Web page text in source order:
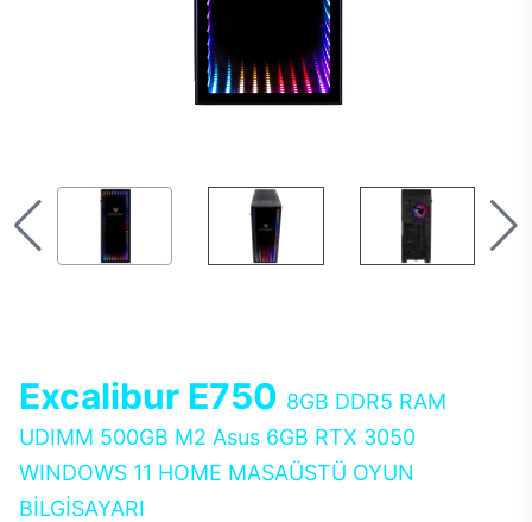
Excalibur E750 8GB DDR5 RAM
UDIMM 500GB M2 Asus 6GB RTX 3050
WINDOWS 11 HOME MASAÜSTÜ OYUN
BİLGİSAYARI